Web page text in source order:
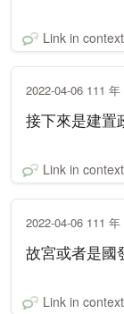
Link in context
2022-04-06 111
接下來是建置
Link in context
2022-04-06 111
故宮或者是國
Link in context